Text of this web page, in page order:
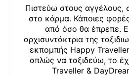
Πιστεύω στους αγγέλους,
στο κάρμα. Κάποιες
από όσο θα έπρεπε.
αρχισυντάκτρια της
εκπομπής Happy
απλώς να ταξιδεύω, το
Traveller &